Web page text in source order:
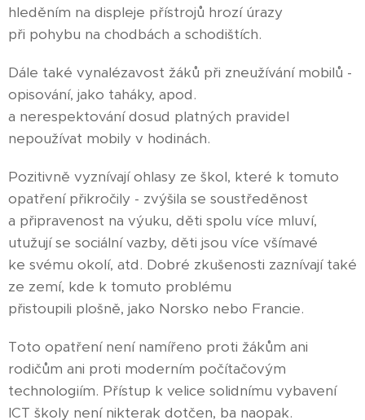
hleděním na displeje přístrojů hrozí úrazy
při pohybu na chodbách a schodištích.
Dále také vynalézavost žáků při zneužívání mobilů -
opisování, jako taháky, apod.
a nerespektování dosud platných pravidel
nepoužívat mobily v hodinách.
Pozitivně vyznívají ohlasy ze škol, které k tomuto
opatření přikročily - zvýšila se soustředěnost
a připravenost na výuku, děti spolu více mluví,
utužují se sociální vazby, děti jsou více všímavé
ke svému okolí, atd. Dobré zkušenosti zaznívají také
ze zemí, kde k tomuto problému
přistoupili plošně, jako Norsko nebo Francie.
Toto opatření není namířeno proti žákům ani
rodičům ani proti moderním počítačovým
technologiím. Přístup k velice solidnímu vybavení
ICT školy není nikterak dotčen, ba naopak.